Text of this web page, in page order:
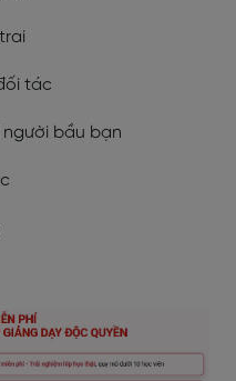
tác
bầu bạn